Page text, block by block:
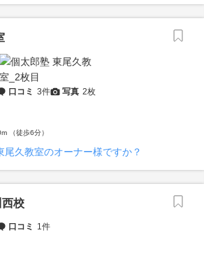
口コミ 3件 写真 2枚
（徒歩6分）
尾久教室のオーナー様ですか？
校
口コミ 1件